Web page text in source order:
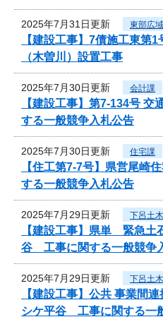
2025年7月31日更新 東部広
【建設工事】7債施工東第
（木曽川）設置工事
2025年7月30日更新 会計課
【建設工事】第7-134号 交
する一般競争入札公告
2025年7月30日更新 住宅課
【住工第7-7号】県営尾崎
する一般競争入札公告
2025年7月29日更新 下呂土
【建設工事】県単 緊急土
谷 工事に関する一般競争
2025年7月29日更新 下呂土
【建設工事】公共 事業間
シケ平谷 工事に関する一